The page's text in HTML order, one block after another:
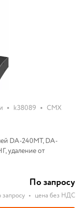
• k38089 • CMX
DA-240MT, DA-
удаление от
По запросу
• цена без НДС